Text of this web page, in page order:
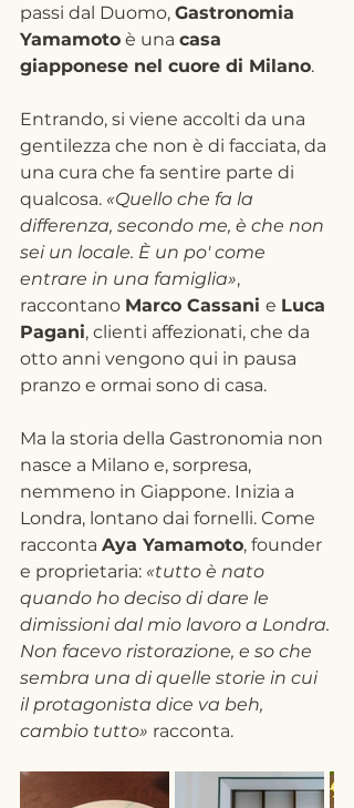
passi dal Duomo, Gastronomia
Yamamoto è una casa
giapponese nel cuore di Milano.
Entrando, si viene accolti da una
gentilezza che non è di facciata, da
una cura che fa sentire parte di
qualcosa. «Quello che fa la
differenza, secondo me, è che non
sei un locale. È un po' come
entrare in una famiglia»,
raccontano Marco Cassani e Luca
Pagani, clienti affezionati, che da
otto anni vengono qui in pausa
pranzo e ormai sono di casa.
Ma la storia della Gastronomia non
nasce a Milano e, sorpresa,
nemmeno in Giappone. Inizia a
Londra, lontano dai fornelli. Come
racconta Aya Yamamoto, founder
e proprietaria: «tutto è nato
quando ho deciso di dare le
dimissioni dal mio lavoro a Londra.
Non facevo ristorazione, e so che
sembra una di quelle storie in cui
il protagonista dice va beh,
cambio tutto» racconta.